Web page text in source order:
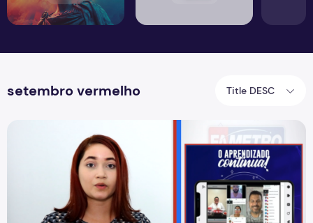
setembro vermelho Title DESC
Boletim Em Pauta desta quarta (30) fala sobre aulas on-